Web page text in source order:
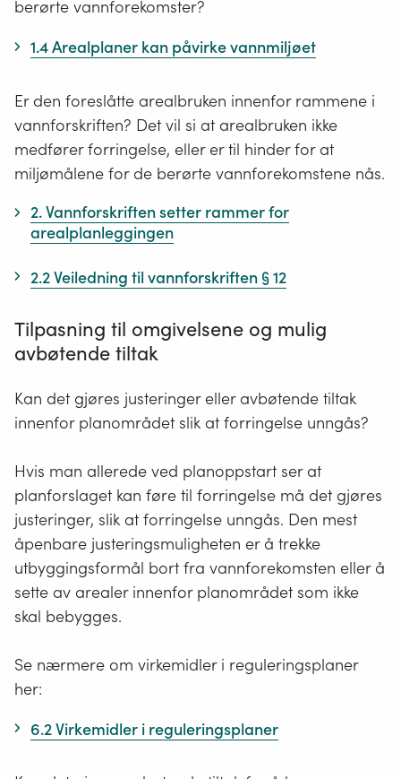
berørte vannforekomster?
1.4 Arealplaner kan påvirke vannmiljøet
Er den foreslåtte arealbruken innenfor rammene i
vannforskriften? Det vil si at arealbruken ikke
medfører forringelse, eller er til hinder for at
miljømålene for de berørte vannforekomstene nås.
2. Vannforskriften setter rammer for
arealplanleggingen
2.2 Veiledning til vannforskriften § 12
Tilpasning til omgivelsene og mulig
avbøtende tiltak
Kan det gjøres justeringer eller avbøtende tiltak
innenfor planområdet slik at forringelse unngås?
Hvis man allerede ved planoppstart ser at
planforslaget kan føre til forringelse må det gjøres
justeringer, slik at forringelse unngås. Den mest
åpenbare justeringsmuligheten er å trekke
utbyggingsformål bort fra vannforekomsten eller å
sette av arealer innenfor planområdet som ikke
skal bebygges.
Se nærmere om virkemidler i reguleringsplaner
her:
6.2 Virkemidler i reguleringsplaner